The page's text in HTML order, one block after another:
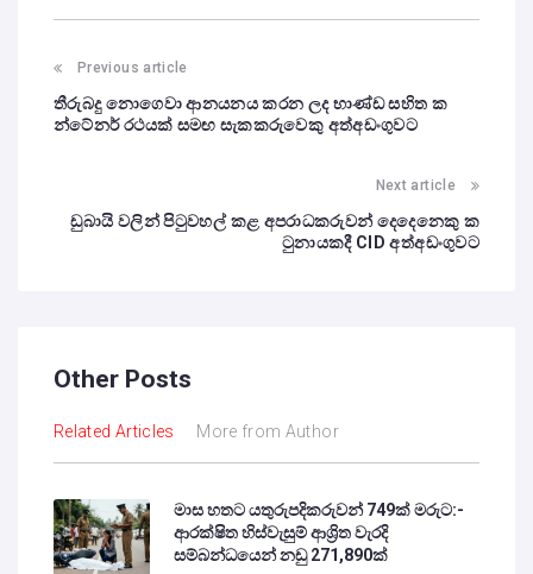
Previous article
තීරුබදු නොගෙවා ආනයනය කරන ලද භාණ්ඩ සහිත ක
න්ටේනර් රථයක් සමඟ සැකකරුවෙකු අත්අඩංගුවට
Next article
ඩුබායි වලින් පිටුවහල් කළ අපරාධකරුවන් දෙදෙනෙකු ක
ටුනායකදී CID අත්අඩංගුවට
Other Posts
Related Articles More from Author
මාස හතට යතුරුපදිකරුවන් 749ක් මරුට:-
ආරක්ෂිත හිස්වැසුම් ආශ්‍රිත වැරදි
සම්බන්ධයෙන් නඩු 271,890ක්